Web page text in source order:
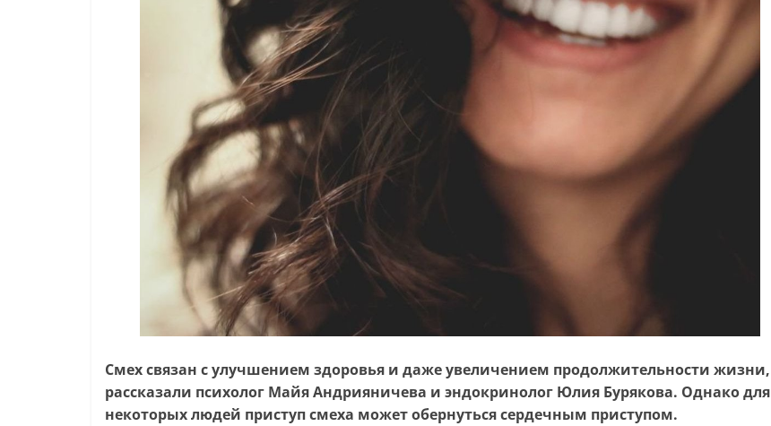
Смех связан с улучшением здоровья и даже увеличением продолжительности жизни,
рассказали психолог Майя Андрияничева и эндокринолог Юлия Бурякова. Однако для
некоторых людей приступ смеха может обернуться сердечным приступом.